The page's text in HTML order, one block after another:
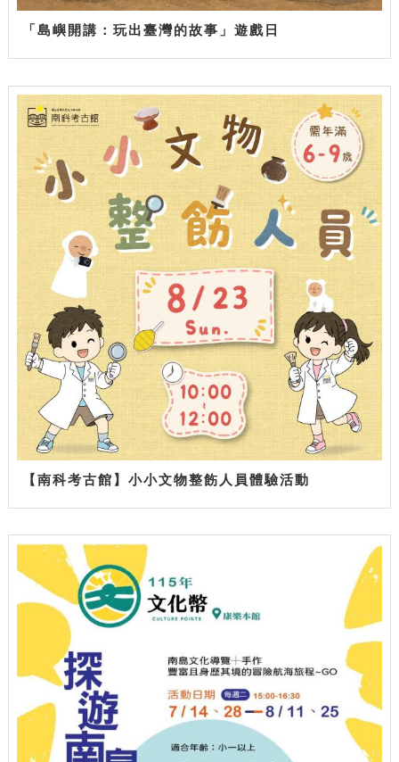
「島嶼開講：玩出臺灣的故事」遊戲日
【南科考古館】小小文物整飭人員體驗活動